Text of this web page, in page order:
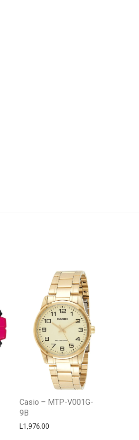
Casio – MTP-V001G-
9B
L1,976.00
Centro Citizen
Typically replies within a day